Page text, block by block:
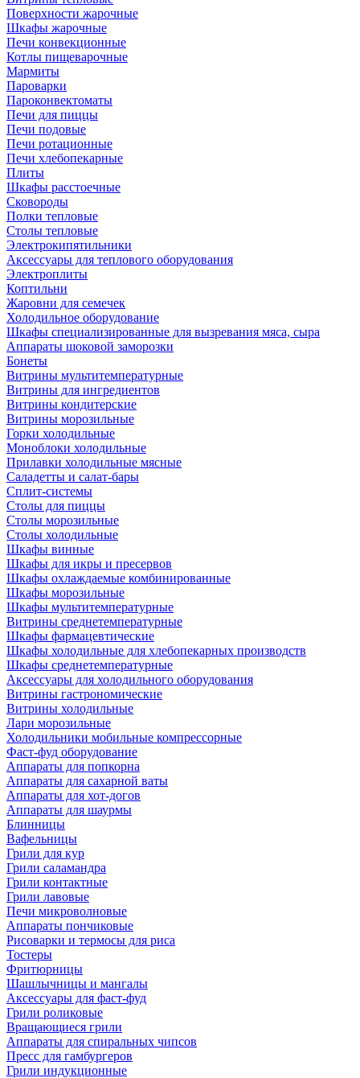
Поверхности жарочные
Шкафы жарочные
Печи конвекционные
Котлы пищеварочные
Мармиты
Пароварки
Пароконвектоматы
Печи для пиццы
Печи подовые
Печи ротационные
Печи хлебопекарные
Плиты
Шкафы расстоечные
Сковороды
Полки тепловые
Столы тепловые
Электрокипятильники
Аксессуары для теплового оборудования
Электроплиты
Коптильни
Жаровни для семечек
Холодильное оборудование
Шкафы специализированные для вызревания мяса, сыра
Аппараты шоковой заморозки
Бонеты
Витрины мультитемпературные
Витрины для ингредиентов
Витрины кондитерские
Витрины морозильные
Горки холодильные
Моноблоки холодильные
Прилавки холодильные мясные
Саладетты и салат-бары
Сплит-системы
Столы для пиццы
Столы морозильные
Столы холодильные
Шкафы винные
Шкафы для икры и пресервов
Шкафы охлаждаемые комбинированные
Шкафы морозильные
Шкафы мультитемпературные
Витрины среднетемпературные
Шкафы фармацевтические
Шкафы холодильные для хлебопекарных производств
Шкафы среднетемпературные
Аксессуары для холодильного оборудования
Витрины гастрономические
Витрины холодильные
Лари морозильные
Холодильники мобильные компрессорные
Фаст-фуд оборудование
Аппараты для попкорна
Аппараты для сахарной ваты
Аппараты для хот-догов
Аппараты для шаурмы
Блинницы
Вафельницы
Грили для кур
Грили саламандра
Грили контактные
Грили лавовые
Печи микроволновые
Аппараты пончиковые
Рисоварки и термосы для риса
Тостеры
Фритюрницы
Шашлычницы и мангалы
Аксессуары для фаст-фуд
Грили роликовые
Вращающиеся грили
Аппараты для спиральных чипсов
Пресс для гамбургеров
Грили индукционные